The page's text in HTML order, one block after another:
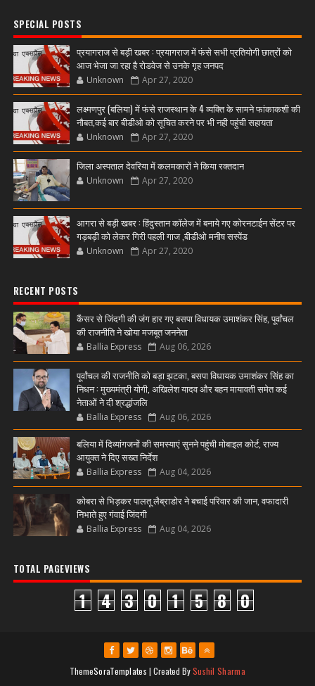
SPECIAL POSTS
प्रयागराज से बड़ी खबर : प्रयागराज में फंसे सभी प्रतियोगी छात्रों को
आज भेजा जा रहा है रोडवेज से उनके गृह जनपद
Unknown Apr 27, 2020
लक्ष्मणपुर (बलिया) में फंसे राजस्थान के 4 व्यक्ति के सामने फांकाकशी की
नौबत,कई बार बीडीओ को सूचित करने पर भी नही पहुंची सहायता
Unknown Apr 27, 2020
जिला अस्पताल देवरिया में कलमकारों ने किया रक्तदान
Unknown Apr 27, 2020
आगरा से बड़ी खबर : हिंदुस्तान कॉलेज में बनाये गए कोरनटाईन सेंटर पर
गड़बड़ी को लेकर गिरी पहली गाज ,बीडीओ मनीष सस्पेंड
Unknown Apr 27, 2020
RECENT POSTS
कैंसर से जिंदगी की जंग हार गए बसपा विधायक उमाशंकर सिंह, पूर्वांचल
की राजनीति ने खोया मजबूत जननेता
Ballia Express Aug 06, 2026
पूर्वांचल की राजनीति को बड़ा झटका, बसपा विधायक उमाशंकर सिंह का
निधन : मुख्यमंत्री योगी, अखिलेश यादव और बहन मायावती समेत कई
नेताओं ने दी श्रद्धांजलि
Ballia Express Aug 06, 2026
बलिया में दिव्यांगजनों की समस्याएं सुनने पहुंची मोबाइल कोर्ट, राज्य
आयुक्त ने दिए सख्त निर्देश
Ballia Express Aug 04, 2026
कोबरा से भिड़कर पालतू लैब्राडोर ने बचाई परिवार की जान, वफादारी
निभाते हुए गंवाई जिंदगी
Ballia Express Aug 04, 2026
TOTAL PAGEVIEWS
1 4 3 0 1 5 8 0
ThemeSoraTemplates | Created BySushil Sharma